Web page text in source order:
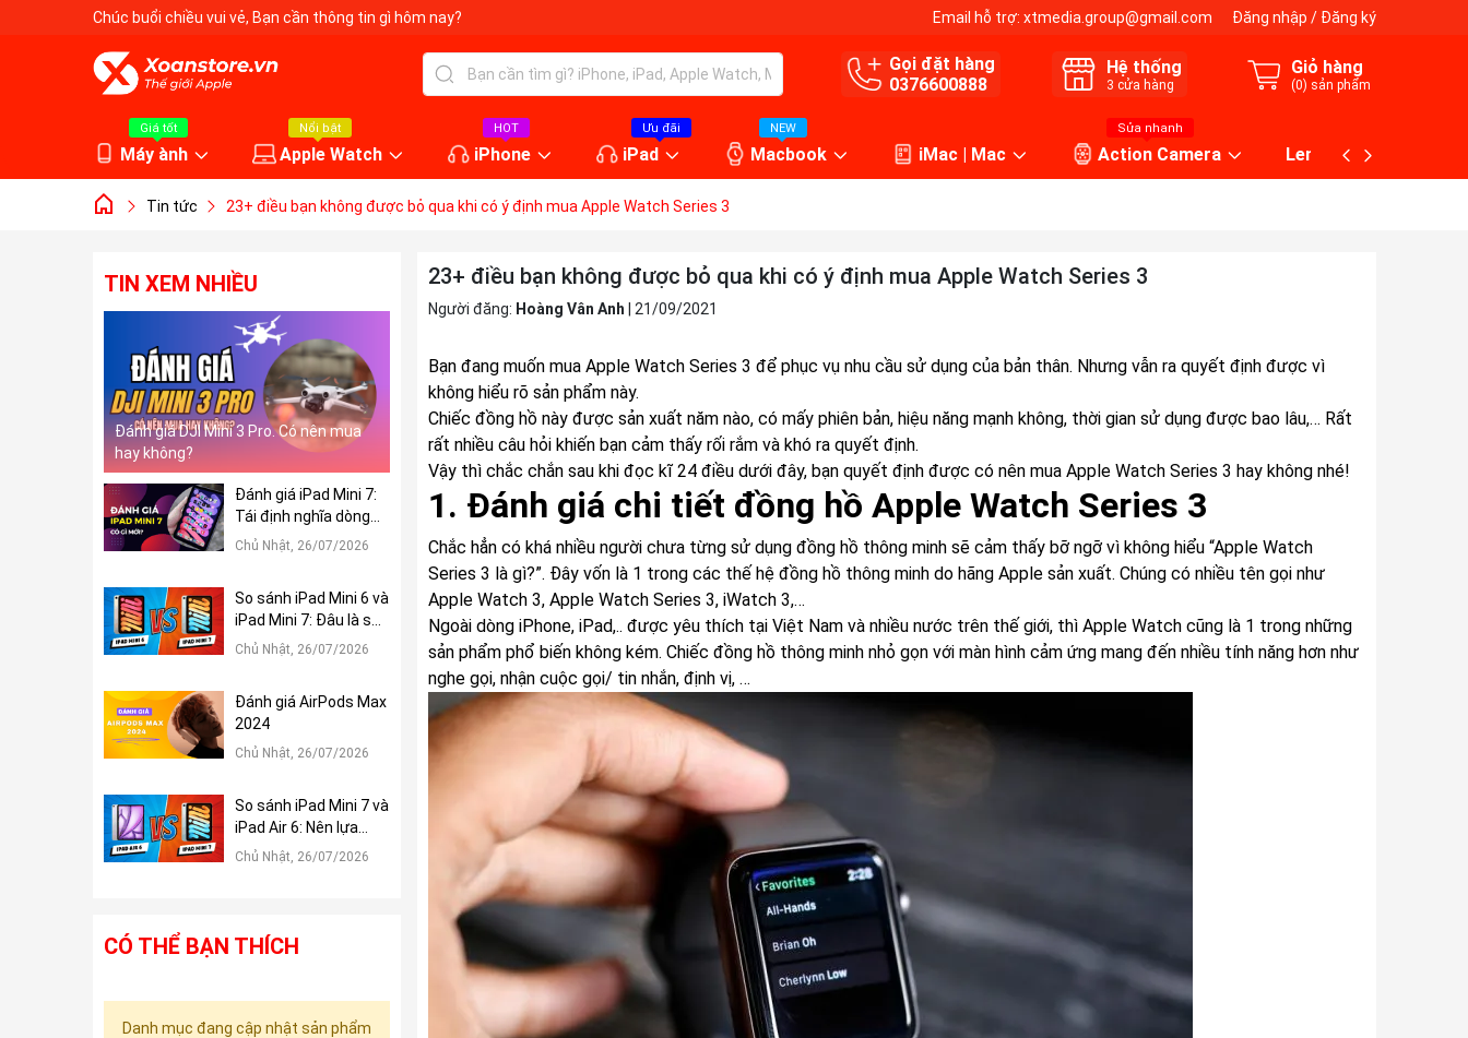
Chúc buổi chiều vui vẻ, Bạn cần thông tin gì hôm nay? Email hỗ trợ: xtmedia.group@gmail.com Đăng nhập / Đăng ký
Gọi đặt hàng
0376600888
Hệ thống
3 cửa hàng
Giỏ hàng
(0) sản phẩm
Giá tốt
Máy ành
Nổi bật
Apple Watch
HOT
iPhone
Ưu đãi
iPad
NEW
Macbook iMac | Mac
Sửa nhanh
Action Camera Lens máy ảnh
Tin tức 23+ điều bạn không được bỏ qua khi có ý định mua Apple Watch Series 3
23+ điều bạn không được bỏ qua khi có ý định mua Apple Watch Series 3
Người đăng: Hoàng Vân Anh 21/09/2021
Bạn đang muốn mua Apple Watch Series 3 để phục vụ nhu cầu sử dụng của bản thân. Nhưng vẫn ra quyết định được vì
không hiểu rõ sản phẩm này.
Chiếc đồng hồ này được sản xuất năm nào, có mấy phiên bản, hiệu năng mạnh không, thời gian sử dụng được bao lâu,… Rất
rất nhiều câu hỏi khiến bạn cảm thấy rối rắm và khó ra quyết định.
Vậy thì chắc chắn sau khi đọc kĩ 24 điều dưới đây, bạn quyết định được có nên mua Apple Watch Series 3 hay không nhé!
1. Đánh giá chi tiết đồng hồ Apple Watch Series 3
Chắc hẳn có khá nhiều người chưa từng sử dụng đồng hồ thông minh sẽ cảm thấy bỡ ngỡ vì không hiểu “Apple Watch
Series 3 là gì?”. Đây vốn là 1 trong các thế hệ đồng hồ thông minh do hãng Apple sản xuất. Chúng có nhiều tên gọi như
Apple Watch 3, Apple Watch Series 3, iWatch 3,…
Ngoài dòng iPhone, iPad,.. được yêu thích tại Việt Nam và nhiều nước trên thế giới, thì Apple Watch cũng là 1 trong những
sản phẩm phổ biến không kém. Chiếc đồng hồ thông minh nhỏ gọn với màn hình cảm ứng mang đến nhiều tính năng hơn như
nghe gọi, nhận cuộc gọi/ tin nhắn, định vị, …
TIN XEM NHIỀU
Đánh giá DJI Mini 3 Pro. Có nên mua
hay không?
Đánh giá iPad Mini 7:
Tái định nghĩa dòng
iPad Mini
Chủ Nhật, 26/07/2026
So sánh iPad Mini 6 và
iPad Mini 7: Đâu là sự
khác biệt?
Chủ Nhật, 26/07/2026
Đánh giá AirPods Max
2024
Chủ Nhật, 26/07/2026
So sánh iPad Mini 7 và
iPad Air 6: Nên lựa
chọn tablet nào?
Chủ Nhật, 26/07/2026
CÓ THỂ BẠN THÍCH
Danh mục đang cập nhật sản phẩm